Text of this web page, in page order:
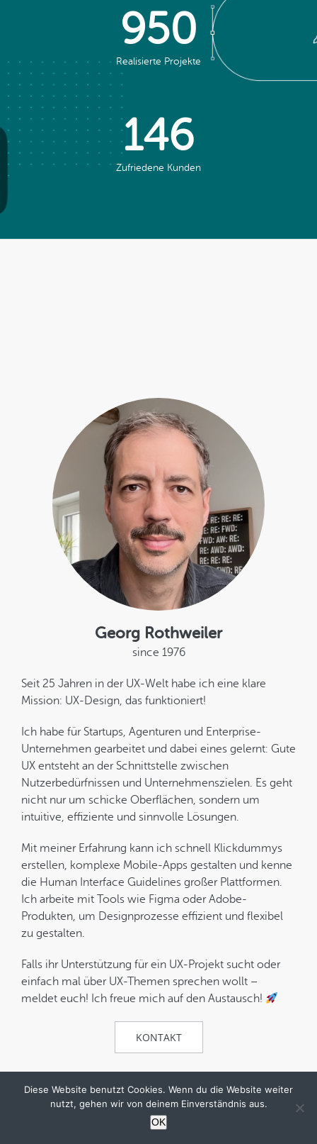
950
Realisierte Projekte
146
Zufriedene Kunden
Georg Rothweiler
since 1976
Seit 25 Jahren in der UX-Welt habe ich eine klare
Mission: UX-Design, das funktioniert!
Ich habe für Startups, Agenturen und Enterprise-
Unternehmen gearbeitet und dabei eines gelernt: Gute
UX entsteht an der Schnittstelle zwischen
Nutzerbedürfnissen und Unternehmenszielen. Es geht
nicht nur um schicke Oberflächen, sondern um
intuitive, effiziente und sinnvolle Lösungen.
Mit meiner Erfahrung kann ich schnell Klickdummys
erstellen, komplexe Mobile-Apps gestalten und kenne
die Human Interface Guidelines großer Plattformen.
Ich arbeite mit Tools wie Figma oder Adobe-
Produkten, um Designprozesse effizient und flexibel
zu gestalten.
Falls ihr Unterstützung für ein UX-Projekt sucht oder
einfach mal über UX-Themen sprechen wollt –
meldet euch! Ich freue mich auf den Austausch!
KONTAKT
Diese Website benutzt Cookies. Wenn du die Website weiter
nutzt, gehen wir von deinem Einverständnis aus.
OK